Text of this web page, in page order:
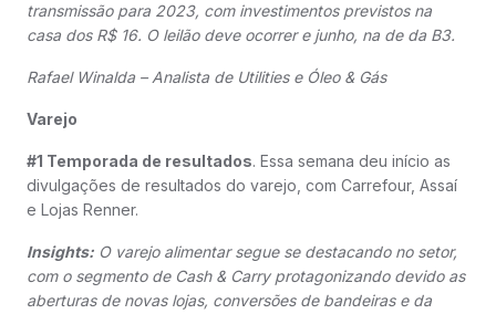
transmissão para 2023, com investimentos previstos na
casa dos R$ 16. O leilão deve ocorrer e junho, na de da B3.
Rafael Winalda – Analista de Utilities e Óleo & Gás
Varejo
#1 Temporada de resultados. Essa semana deu início as
divulgações de resultados do varejo, com Carrefour, Assaí
e Lojas Renner.
Insights: O varejo alimentar segue se destacando no setor,
com o segmento de Cash & Carry protagonizando devido as
aberturas de novas lojas, conversões de bandeiras e da